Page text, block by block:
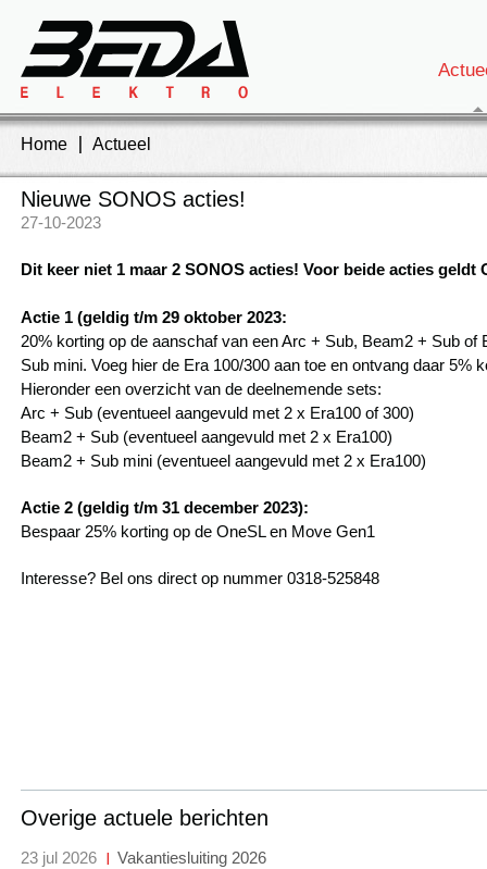
Home Actueel
Nieuwe SONOS acties!
27-10-2023
Dit keer niet 1 maar 2 SONOS acties! Voor beide acties geldt
Actie 1 (geldig t/m 29 oktober 2023:
20% korting op de aanschaf van een Arc + Sub, Beam2 + Sub of
Sub mini. Voeg hier de Era 100/300 aan toe en ontvang daar 5%
Hieronder een overzicht van de deelnemende sets:
Arc + Sub (eventueel aangevuld met 2 x Era100 of 300)
Beam2 + Sub (eventueel aangevuld met 2 x Era100)
Beam2 + Sub mini (eventueel aangevuld met 2 x Era100)
Actie 2 (geldig t/m 31 december 2023):
Bespaar 25% korting op de OneSL en Move Gen1
Interesse? Bel ons direct op nummer 0318-525848
Overige actuele berichten
23 jul 2026
Vakantiesluiting 2026